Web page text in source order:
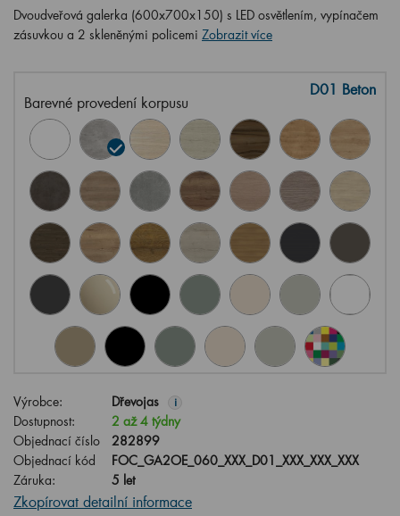
Dvoudveřová galerka (600x700x150) s LED osvětlením, vypínačem
zásuvkou a 2 skleněnými policemi Zobrazit více
Barevné provedení korpusu
D01 Beton
Výrobce: Dřevojas i
Dostupnost:
2 až 4 týdny
Objednací číslo
282899
Objednací kód
FOC_GA2OE_060_XXX_D01_XXX_XXX_XXX
Záruka:
5 let
Zkopírovat detailní informace